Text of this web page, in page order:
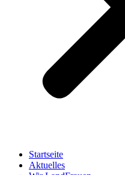
Startseite
Aktuelles